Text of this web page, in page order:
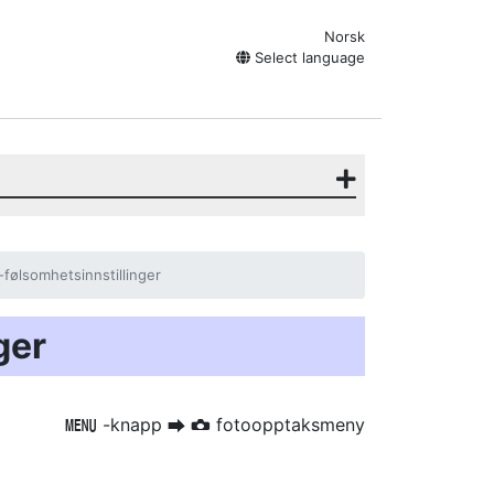
Norsk
Select language
følsomhetsinnstillinger
G -knapp U C fotoopptaksmeny